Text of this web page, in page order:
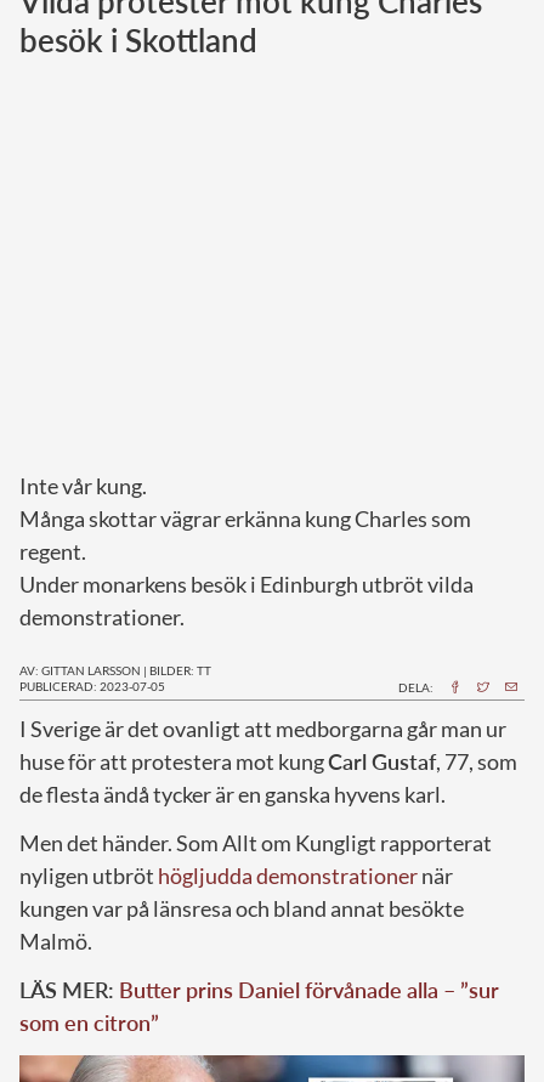
Norska kungahuset
besök i Skottland
Inte vår kung.
Många skottar vägrar erkänna kung Charles som
regent.
Under monarkens besök i Edinburgh utbröt vilda
demonstrationer.
AV: GITTAN LARSSON | BILDER: TT
PUBLICERAD: 2023-07-05
DELA:
I Sverige är det ovanligt att medborgarna går man ur
huse för att protestera mot kungCarl Gustaf, 77, som
de flesta ändå tycker är en ganska hyvens karl.
Men det händer. Som Allt om Kungligt rapporterat
nyligen utbröt högljudda demonstrationernär
kungen var på länsresa och bland annat besökte
Malmö.
LÄS MER: Butter prins Daniel förvånade alla – ”sur
som en citron”